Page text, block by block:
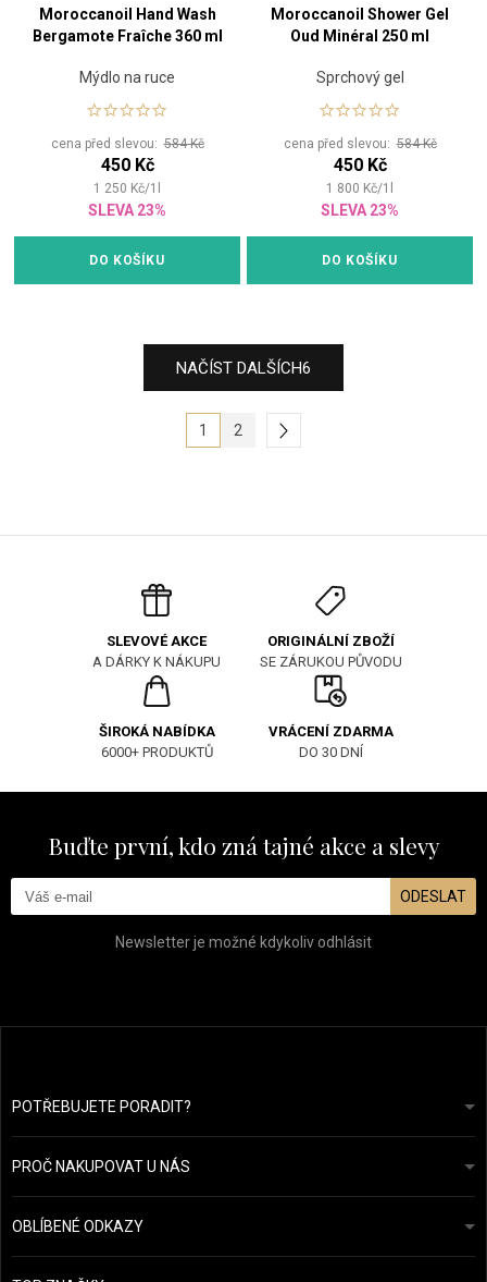
Moroccanoil Hand Wash
Bergamote Fraîche 360 ml
Mýdlo na ruce
cena před slevou:584 Kč
450 Kč
1 250 Kč/1
SLEVA 23%
DO KOŠÍKU
Moroccanoil Shower Gel
Oud Minéral 250 ml
Sprchový gel
cena před slevou:584 Kč
450 Kč
1 800 Kč/1
SLEVA 23%
DO KOŠÍKU
NAČÍST DALŠÍCH6
1 2
SLEVOVÉ AKCE
A DÁRKY K NÁKUPU
ORIGINÁLNÍ ZBOŽÍ
SE ZÁRUKOU PŮVODU
ŠIROKÁ NABÍDKA
6000+ PRODUKTŮ
VRÁCENÍ ZDARMA
DO 30 DNÍ
Buďte první, kdo zná tajné akce a slevy
ODESLAT
Newsletter je možné kdykoliv odhlásit
POTŘEBUJETE PORADIT?info@prozdravevlasy.cz
Odpovíme do 24 hodin.
PROČ NAKUPOVAT U NÁS
Obchodní podmínky
Ochrana osobních údajů
Přehled plateb a dopravy
OBLÍBENÉ ODKAZY
Náš příběh
Kérastase